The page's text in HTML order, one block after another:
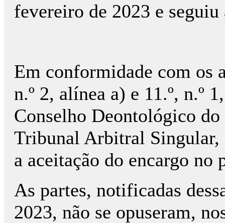
fevereiro de 2023 e
Em conformidade com os
n.º 2, alínea a) e 11.º, n.º
Conselho Deontológico
Tribunal Arbitral Singular,
a aceitação do encargo no
As partes, notificadas
2023, não se opuseram,